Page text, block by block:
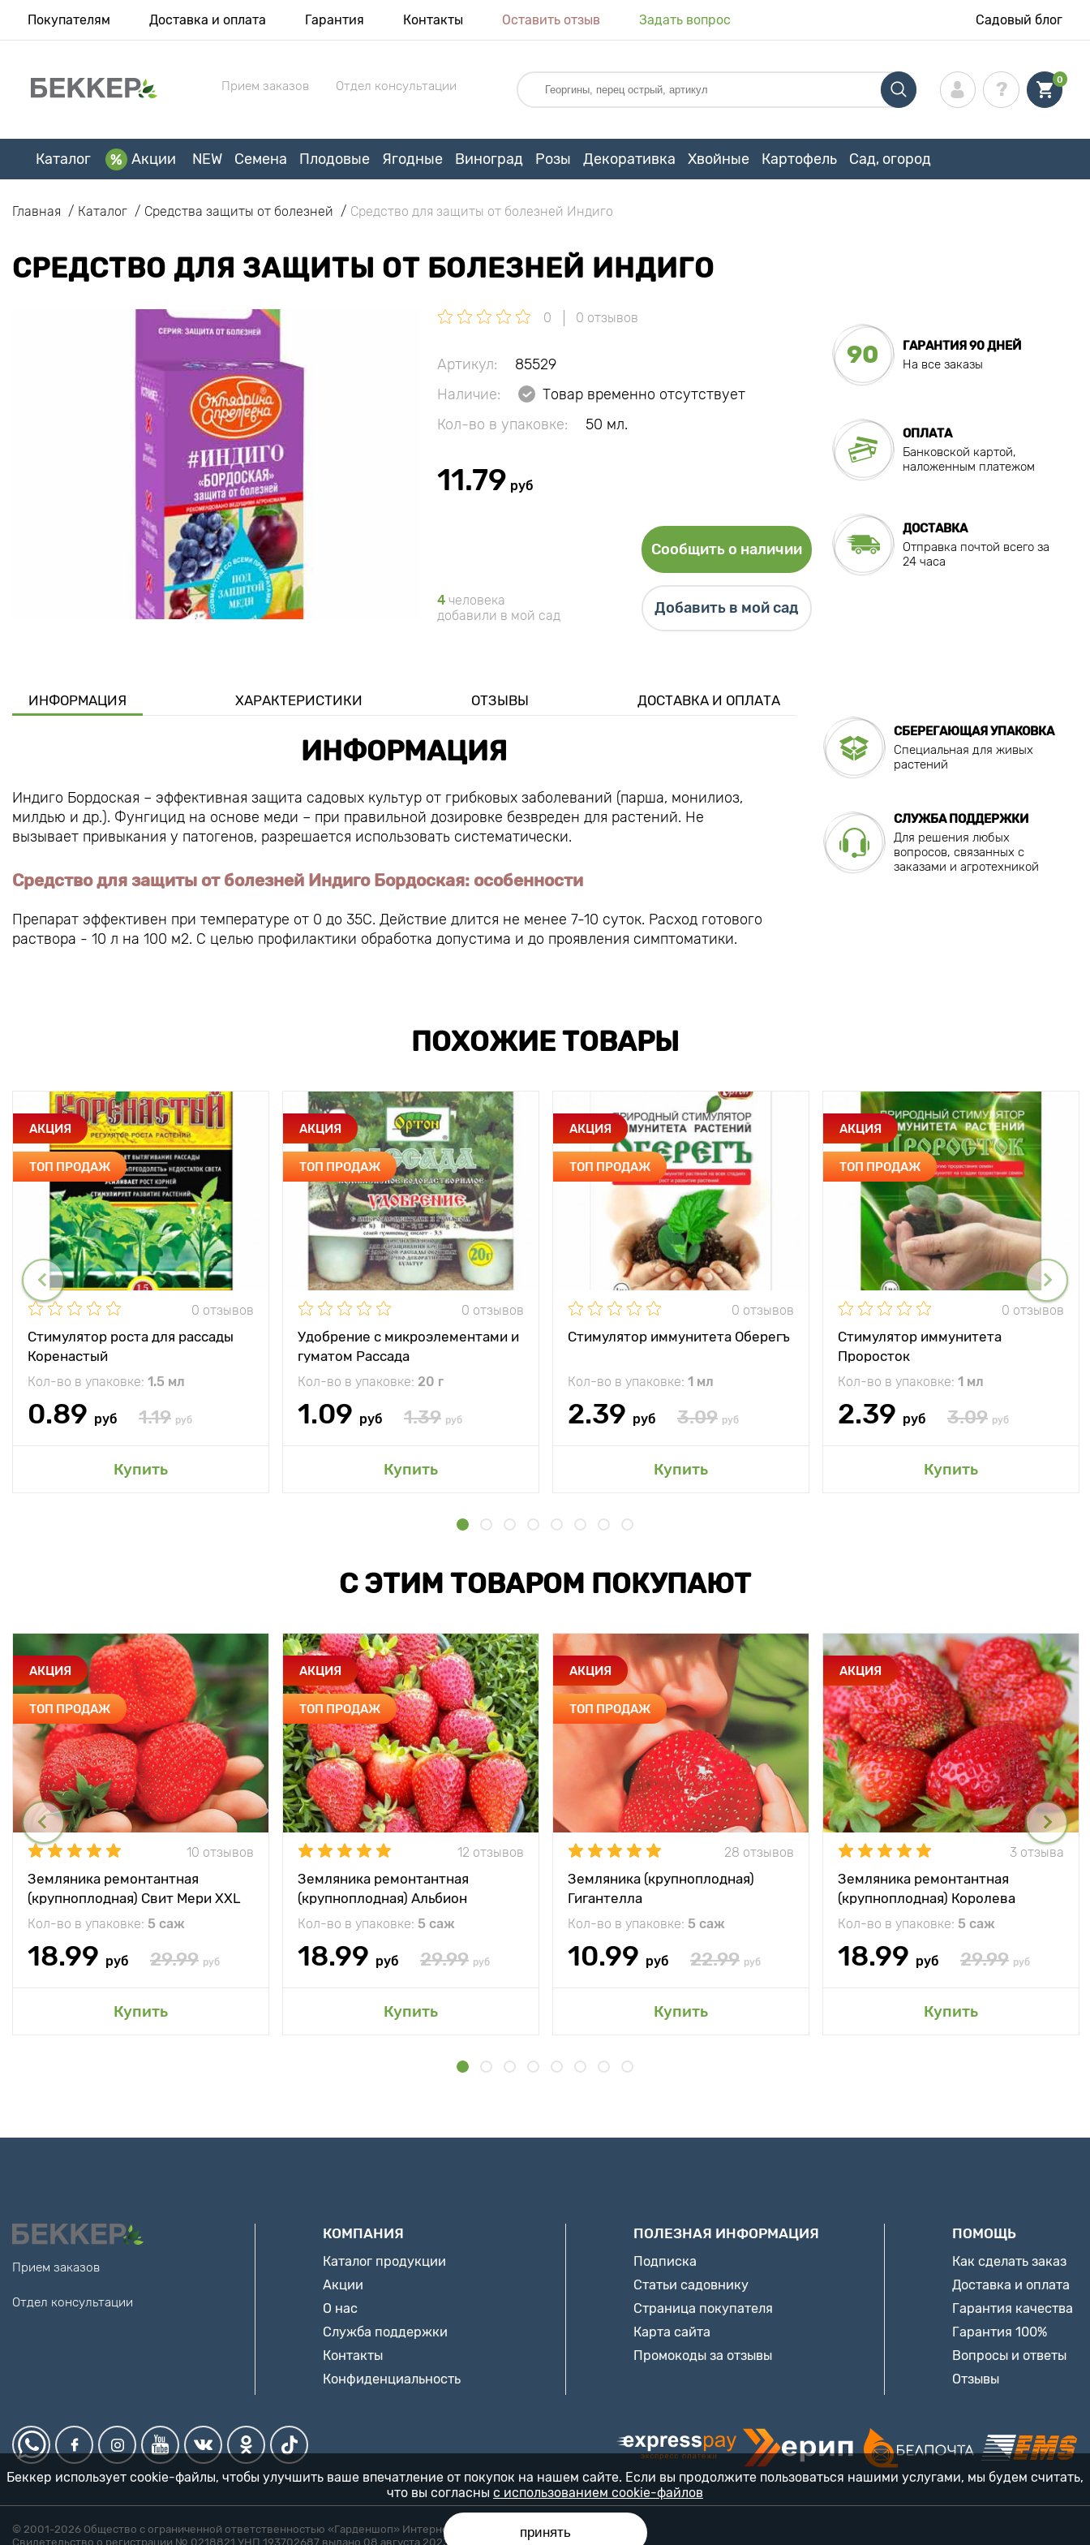
Покупателям Доставка и оплата Гарантия Контакты Оставить отзыв Задать вопрос Садовый блог
Прием заказов Отдел консультации 0
Каталог Акции NEW Семена Плодовые Ягодные Виноград Розы Декоративка Хвойные Картофель Сад, огород
Главная Каталог Средства защиты от болезней Средство для защиты от болезней Индиго
СРЕДСТВО ДЛЯ ЗАЩИТЫ ОТ БОЛЕЗНЕЙ ИНДИГО
0 0 отзывов
Артикул:
85529
Наличие:
Товар временно отсутствует
Кол-во в упаковке:
50 мл.
11.79 руб
Сообщить о наличии
4 человека
добавили в мой сад
Добавить в мой сад
90
ГАРАНТИЯ 90 ДНЕЙ
На все заказы
ОПЛАТА
Банковской картой,
наложенным платежом
ДОСТАВКА
Отправка почтой всего за
24 часа
ИНФОРМАЦИЯ ХАРАКТЕРИСТИКИ ОТЗЫВЫ ДОСТАВКА И ОПЛАТА
ИНФОРМАЦИЯ
Индиго Бордоская – эффективная защита садовых культур от грибковых заболеваний (парша, монилиоз,
милдью и др.). Фунгицид на основе меди – при правильной дозировке безвреден для растений. Не
вызывает привыкания у патогенов, разрешается использовать систематически.
Средство для защиты от болезней Индиго Бордоская: особенности
Препарат эффективен при температуре от 0 до 35C. Действие длится не менее 7-10 суток. Расход готового
раствора - 10 л на 100 м2. С целью профилактики обработка допустима и до проявления симптоматики.
СБЕРЕГАЮЩАЯ УПАКОВКА
Специальная для живых
растений
СЛУЖБА ПОДДЕРЖКИ
Для решения любых
вопросов, связанных с
заказами и агротехникой
ПОХОЖИЕ ТОВАРЫ
АКЦИЯ
ТОП ПРОДАЖ
0 отзывов
Стимулятор роста для рассады
Коренастый
Кол-во в упаковке: 1.5 мл
0.89 руб 1.19 руб
Купить
АКЦИЯ
ТОП ПРОДАЖ
0 отзывов
Удобрение с микроэлементами и
гуматом Рассада
Кол-во в упаковке: 20 г
1.09 руб 1.39 руб
Купить
АКЦИЯ
ТОП ПРОДАЖ
0 отзывов
Стимулятор иммунитета Оберегъ
Кол-во в упаковке: 1 мл
2.39 руб 3.09 руб
Купить
АКЦИЯ
ТОП ПРОДАЖ
0 отзывов
Стимулятор иммунитета
Проросток
Кол-во в упаковке: 1 мл
2.39 руб 3.09 руб
Купить
С ЭТИМ ТОВАРОМ ПОКУПАЮТ
АКЦИЯ
ТОП ПРОДАЖ
10 отзывов
Земляника ремонтантная
(крупноплодная) Свит Мери XXL
Кол-во в упаковке: 5 саж
18.99 руб 29.99 руб
Купить
АКЦИЯ
ТОП ПРОДАЖ
12 отзывов
Земляника ремонтантная
(крупноплодная) Альбион
Кол-во в упаковке: 5 саж
18.99 руб 29.99 руб
Купить
АКЦИЯ
ТОП ПРОДАЖ
28 отзывов
Земляника (крупноплодная)
Гигантелла
Кол-во в упаковке: 5 саж
10.99 руб 22.99 руб
Купить
АКЦИЯ
3 отзыва
Земляника ремонтантная
(крупноплодная) Королева
Елизавета
Кол-во в упаковке: 5 саж
18.99 руб 29.99 руб
Купить
Прием заказов
Отдел консультации
КОМПАНИЯ
Каталог продукции
Акции
О нас
Служба поддержки
Контакты
Конфиденциальность
ПОЛЕЗНАЯ ИНФОРМАЦИЯ
Подписка
Статьи садовнику
Страница покупателя
Карта сайта
Промокоды за отзывы
ПОМОЩЬ
Как сделать заказ
Доставка и оплата
Гарантия качества
Гарантия 100%
Вопросы и ответы
Отзывы
© 2001-2026 Общество с ограниченной ответственностью «Гарденшоп» Интернет-магазин «БЕККЕР™» 24/7
Свидетельство о регистрации № 0218821 УНП 193702687 выдано 08 августа 2023 года Минским горисполкомом
Беккер использует cookie-файлы, чтобы улучшить ваше впечатление от покупок на нашем сайте. Если вы продолжите пользоваться нашими услугами, мы будем считать,
что вы согласны с использованием cookie-файлов
принять